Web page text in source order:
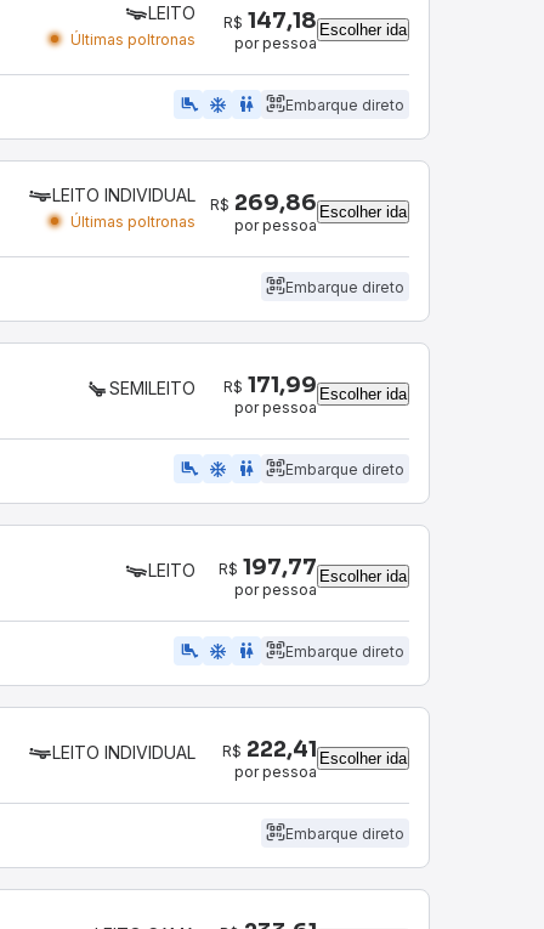
LEITO
Últimas poltronas
R$ 147,18
por pessoa
Escolher ida
airline_seat_legroom_extra ac_unit wc Embarque direto
LEITO INDIVIDUAL
Últimas poltronas
R$ 269,86
por pessoa
Escolher ida
Embarque direto
SEMILEITO R$ 171,99
por pessoa
Escolher ida
airline_seat_legroom_extra ac_unit WC Embarque direto
LEITO R$ 197,77
por pessoa
Escolher ida
airline_seat_legroom_extra ac_unit wc Embarque direto
LEITO INDIVIDUAL R$ 222,41
por pessoa
Escolher ida
Embarque direto